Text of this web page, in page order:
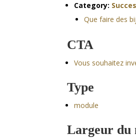
Category:
Que faire des
CTA
Vous souhaitez
Type
module
Largeur du